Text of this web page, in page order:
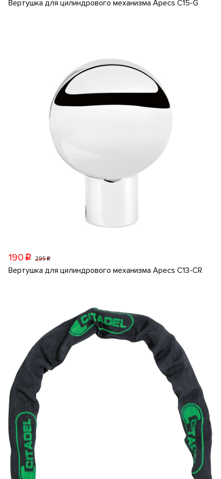
Вертушка для цилиндрового механизма Apecs C15-G
190 p 295p
Вертушка для цилиндрового механизма Apecs C13-CR